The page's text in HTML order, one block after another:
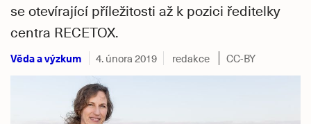
se otevírající příležitosti až k pozici ředitelky
centra RECETOX.
Věda a výzkum 4. února 2019 redakce CC-BY